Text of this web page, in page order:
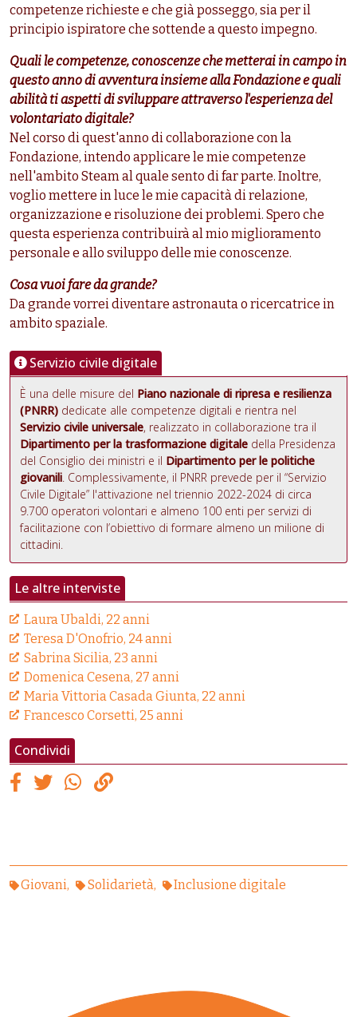
competenze richieste e che già posseggo, sia per il
principio ispiratore che sottende a questo impegno.
Quali le competenze, conoscenze che metterai in campo in
questo anno di avventura insieme alla Fondazione e quali
abilità ti aspetti di sviluppare attraverso l'esperienza del
volontariato digitale?
Nel corso di quest'anno di collaborazione con la
Fondazione, intendo applicare le mie competenze
nell'ambito Steam al quale sento di far parte. Inoltre,
voglio mettere in luce le mie capacità di relazione,
organizzazione e risoluzione dei problemi. Spero che
questa esperienza contribuirà al mio miglioramento
personale e allo sviluppo delle mie conoscenze.
Cosa vuoi fare da grande?
Da grande vorrei diventare astronauta o ricercatrice in
ambito spaziale.
Servizio civile digitale
È una delle misure del Piano nazionale di ripresa e resilienza
(PNRR) dedicate alle competenze digitali e rientra nel
Servizio civile universale, realizzato in collaborazione tra il
Dipartimento per la trasformazione digitale della Presidenza
del Consiglio dei ministri e il Dipartimento per le politiche
giovanili. Complessivamente, il PNRR prevede per il “Servizio
Civile Digitale” l'attivazione nel triennio 2022-2024 di circa
9.700 operatori volontari e almeno 100 enti per servizi di
facilitazione con l’obiettivo di formare almeno un milione di
cittadini.
Le altre interviste
Laura Ubaldi, 22 anni
Teresa D'Onofrio, 24 anni
Sabrina Sicilia, 23 anni
Domenica Cesena, 27 anni
Maria Vittoria Casada Giunta, 22 anni
Francesco Corsetti, 25 anni
Condividi
Giovani Solidarietà Inclusione digitale